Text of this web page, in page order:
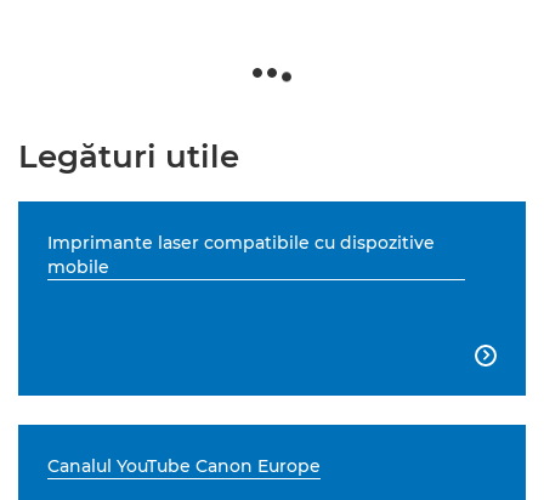
Legături utile
Imprimante laser compatibile cu dispozitive
mobile

Canalul YouTube Canon Europe